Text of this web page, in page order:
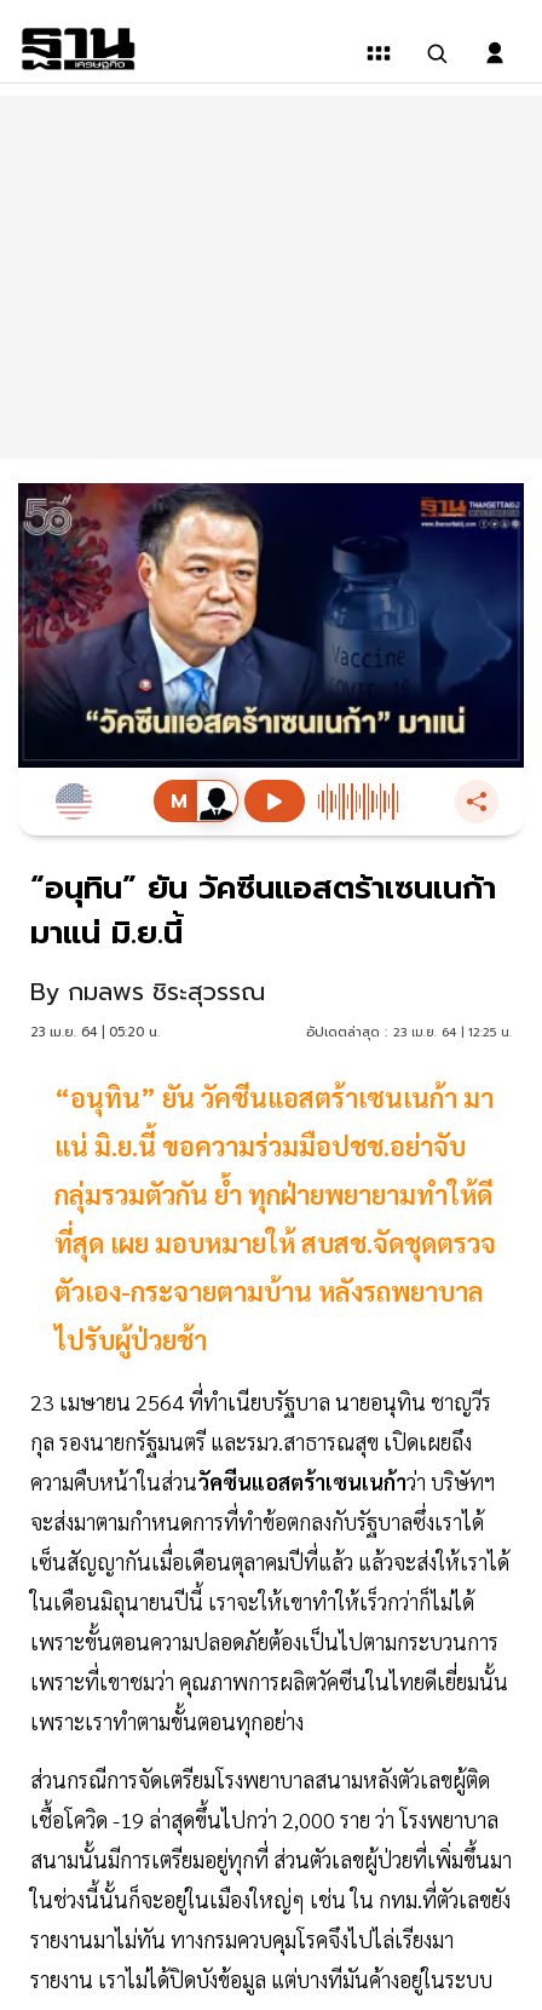
“อนุทิน” ยัน วัคซีนแอสตร้าเซนเนก้า
มาแน่ มิ.ย.นี้
By กมลพร ชิระสุวรรณ
23 เม.ย. 64 | 05:20 น. อัปเดตล่าสุด : 23 เม.ย. 64 | 12:25 น.
“อนุทิน” ยัน วัคซีนแอสตร้าเซนเนก้า มา
แน่ มิ.ย.นี้ ขอความร่วมมือปชช.อย่าจับ
กลุ่มรวมตัวกัน ย้ำ ทุกฝ่ายพยายามทำให้ดี
ที่สุด เผย มอบหมายให้ สบสช.จัดชุดตรวจ
ตัวเอง-กระจายตามบ้าน หลังรถพยาบาล
ไปรับผู้ป่วยช้า
23 เมษายน 2564 ที่ทำเนียบรัฐบาล นายอนุทิน ชาญวีร
กุล รองนายกรัฐมนตรี และรมว.สาธารณสุข เปิดเผยถึง
ความคืบหน้าในส่วนวัคซีนแอสตร้าเซนเนก้าว่า บริษัทฯ
จะส่งมาตามกำหนดการที่ทำข้อตกลงกับรัฐบาลซึ่งเราได้
เซ็นสัญญากันเมื่อเดือนตุลาคมปีที่แล้ว แล้วจะส่งให้เราได้
ในเดือนมิถุนายนปีนี้ เราจะให้เขาทำให้เร็วกว่าก็ไม่ได้
เพราะขั้นตอนความปลอดภัยต้องเป็นไปตามกระบวนการ
เพราะที่เขาชมว่า คุณภาพการผลิตวัคซีนในไทยดีเยี่ยมนั้น
เพราะเราทำตามขั้นตอนทุกอย่าง
ส่วนกรณีการจัดเตรียมโรงพยาบาลสนามหลังตัวเลขผู้ติด
เชื้อโควิด -19 ล่าสุดขึ้นไปกว่า 2,000 ราย ว่า โรงพยาบาล
สนามนั้นมีการเตรียมอยู่ทุกที่ ส่วนตัวเลขผู้ป่วยที่เพิ่มขึ้นมา
ในช่วงนี้นั้นก็จะอยู่ในเมืองใหญ่ๆ เช่น ใน กทม.ที่ตัวเลขยัง
รายงานมาไม่ทัน ทางกรมควบคุมโรคจึงไปไล่เรียงมา
รายงาน เราไม่ได้ปิดบังข้อมูล แต่บางทีมันค้างอยู่ในระบบ